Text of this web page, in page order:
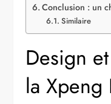
Conclusion : un
Similaire
Design
la